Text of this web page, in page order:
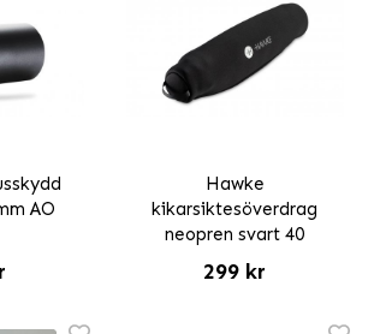
AO
Hawke
kikarsiktesöverdrag
neopren svart 40
299 kr